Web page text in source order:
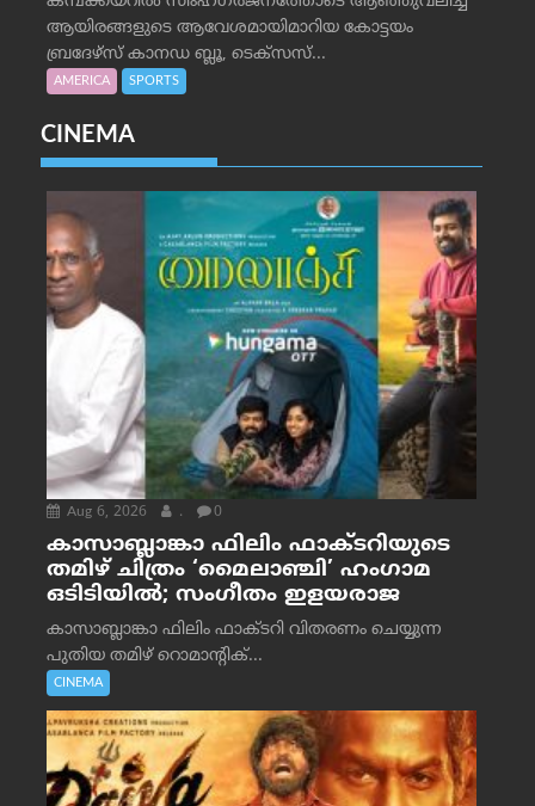
ആയിരങ്ങളുടെ ആവേശമായിമാറിയ കോട്ടയം
ബ്രദേഴ്‌സ് കാനഡ ബ്ലൂ, ടെക്‌സസ്...
AMERICA SPORTS
CINEMA
Aug 6, 2026 . 0
കാസാബ്ലാങ്കാ ഫിലിം ഫാക്ടറിയുടെ
തമിഴ് ചിത്രം ‘മൈലാഞ്ചി’ ഹംഗാമ
ഒടിടിയിൽ; സംഗീതം ഇളയരാജ
കാസാബ്ലാങ്കാ ഫിലിം ഫാക്ടറി വിതരണം ചെയ്യുന്ന
പുതിയ തമിഴ് റൊമാന്റിക്...
CINEMA